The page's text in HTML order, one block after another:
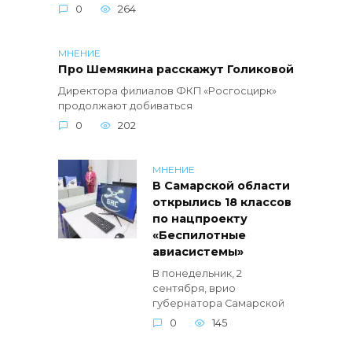
0
264
МНЕНИЕ
Про Шемякина расскажут Голиковой
Директора филиалов ФКП «Росгосцирк»
продолжают добиваться
0
202
МНЕНИЕ
В Самарской области
открылись 18 классов
по нацпроекту
«Беспилотные
авиасистемы»
В понедельник, 2
сентября, врио
губернатора Самарской
0
145